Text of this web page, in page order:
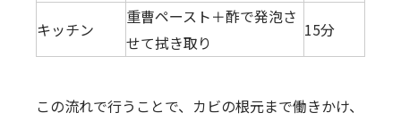
キッチン
重曹ペースト＋酢で発泡さ
せて拭き取り
15分
この流れで行うことで、カビの根元まで働きかけ、